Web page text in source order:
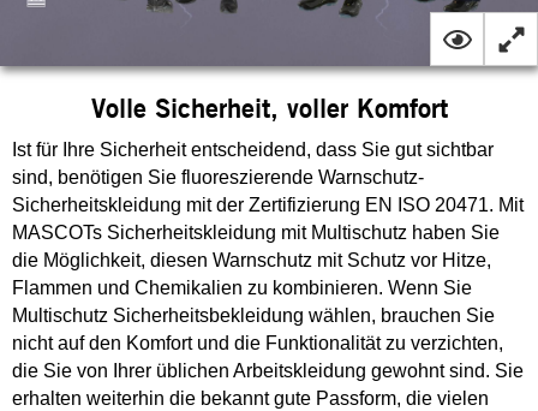
Volle Sicherheit, voller Komfort
Ist für Ihre Sicherheit entscheidend, dass Sie gut sichtbar
sind, benötigen Sie fluoreszierende Warnschutz-
Sicherheitskleidung mit der Zertifizierung EN ISO 20471. Mit
MASCOTs Sicherheitskleidung mit Multischutz haben Sie
die Möglichkeit, diesen Warnschutz mit Schutz vor Hitze,
Flammen und Chemikalien zu kombinieren. Wenn Sie
Multischutz Sicherheitsbekleidung wählen, brauchen Sie
nicht auf den Komfort und die Funktionalität zu verzichten,
die Sie von Ihrer üblichen Arbeitskleidung gewohnt sind. Sie
erhalten weiterhin die bekannt gute Passform, die vielen